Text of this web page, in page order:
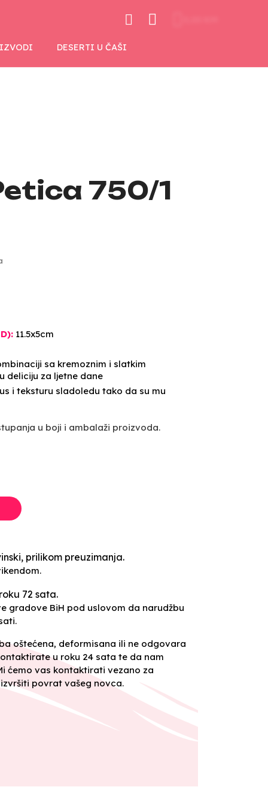
DESERTI U ČAŠI
750/1
11.5x5cm
sa kremoznim i slatkim
deliciju za ljetne dane
i teksturu sladoledu tako da su mu
u boji i ambalaži proizvoda.
prilikom preuzimanja.
72 sata.
gradove BiH pod uslovom da narudžbu
oštećena, deformisana ili ne odgovara
u roku 24 sata te da nam
ćemo vas kontaktirati vezano za
povrat vašeg novca.